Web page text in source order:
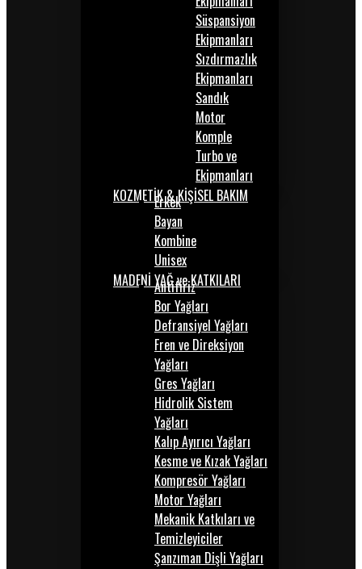
Süspansiyon
Ekipmanları
Sızdırmazlık
Ekipmanları
Sandık
Motor
Komple
Turbo ve
Ekipmanları
KOZMETİK & KİŞİSEL BAKIM
Erkek
Bayan
Kombine
Unisex
MADENİ YAĞ ve KATKILARI
Antifiriz
Bor Yağları
Defransiyel Yağları
Fren ve Direksiyon
Yağları
Gres Yağları
Hidrolik Sistem
Yağları
Kalıp Ayırıcı Yağları
Kesme ve Kızak Yağları
Kompresör Yağları
Motor Yağları
Mekanik Katkıları ve
Temizleyiciler
Şanzıman Dişli Yağları